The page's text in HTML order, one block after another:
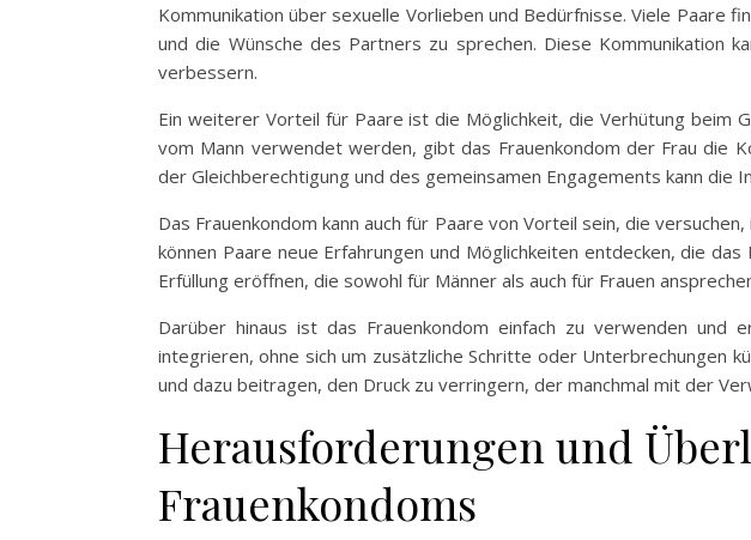
Kommunikation über sexuelle Vorlieben und Bedürfnisse. Viele Paare
und die Wünsche des Partners zu sprechen. Diese Kommunikation
verbessern.
Ein weiterer Vorteil für Paare ist die Möglichkeit, die Verhütung beim
vom Mann verwendet werden, gibt das Frauenkondom der Frau die
der Gleichberechtigung und des gemeinsamen Engagements kann
Das Frauenkondom kann auch für Paare von Vorteil sein, die
können Paare neue Erfahrungen und Möglichkeiten entdecken, die
Erfüllung eröffnen, die sowohl für Männer als auch für Frauen
Darüber hinaus ist das Frauenkondom einfach zu verwenden
integrieren, ohne sich um zusätzliche Schritte oder Unterbrechungen
und dazu beitragen, den Druck zu verringern, der manchmal mit der
Herausforderungen und
Frauenkondoms